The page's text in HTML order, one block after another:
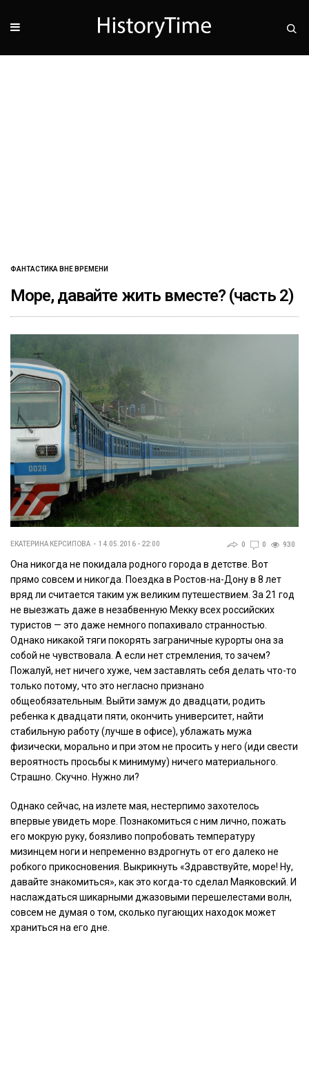
ФАНТАСТИКА ВНЕ ВРЕМЕНИ
Море, давайте жить вместе? (часть 2)
ЕКАТЕРИНА КЕРСИПОВА 14.05.2016 - 22:00 0 0 930
Она никогда не покидала родного города в детстве. Вот
прямо совсем и никогда. Поездка в Ростов-на-Дону в 8 лет
вряд ли считается таким уж великим путешествием. За 21 год
не выезжать даже в незабвенную Мекку всех российских
туристов — это даже немного попахивало странностью.
Однако никакой тяги покорять заграничные курорты она за
собой не чувствовала. А если нет стремления, то зачем?
Пожалуй, нет ничего хуже, чем заставлять себя делать что-то
только потому, что это негласно признано
общеобязательным. Выйти замуж до двадцати, родить
ребенка к двадцати пяти, окончить университет, найти
стабильную работу (лучше в офисе), ублажать мужа
физически, морально и при этом не просить у него (иди свести
вероятность просьбы к минимуму) ничего материального.
Страшно. Скучно. Нужно ли?
Однако сейчас, на излете мая, нестерпимо захотелось
впервые увидеть море. Познакомиться с ним лично, пожать
его мокрую руку, боязливо попробовать температуру
мизинцем ноги и непременно вздрогнуть от его далеко не
робкого прикосновения. Выкрикнуть «Здравствуйте, море! Ну,
давайте знакомиться», как это когда-то сделал Маяковский. И
наслаждаться шикарными джазовыми перешелестами волн,
совсем не думая о том, сколько пугающих находок может
храниться на его дне.